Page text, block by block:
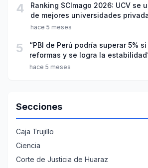
4
Ranking SCImago 2026: UCV se
de mejores universidades
hace 5 meses
5
“PBI de Perú podría superar 5%
reformas y se logra la
hace 5 meses
Secciones
Caja Trujillo
Ciencia
Corte de Justicia de Huaraz